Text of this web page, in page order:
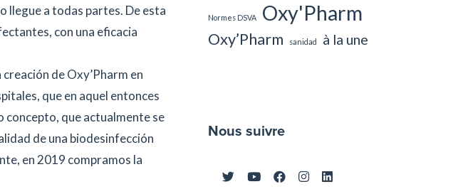
llegue a todas partes. De esta
con una eficacia
de Oxy’Pharm en
que en aquel entonces
concepto, que actualmente se
de una biodesinfección
en 2019 compramos la
Normes DSVA Oxy'Pharm
Oxy’Pharm sanidad à la une
Nous suivre